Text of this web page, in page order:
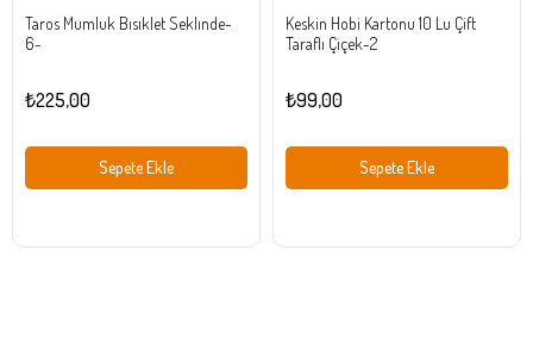
Taros Mumluk Bısıklet Seklınde-
6-
₺225,00
Sepete Ekle
Keskin Hobi Kartonu 10 Lu Çift
Taraflı Çiçek-2
₺99,00
Sepete Ekle